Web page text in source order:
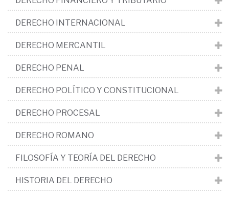
DERECHO INTERNACIONAL
DERECHO MERCANTIL
DERECHO PENAL
DERECHO POLÍTICO Y CONSTITUCIONAL
DERECHO PROCESAL
DERECHO ROMANO
FILOSOFÍA Y TEORÍA DEL DERECHO
HISTORIA DEL DERECHO